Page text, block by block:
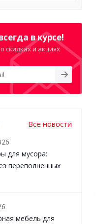
в курсе!
скидках и акциях
Все новости
для мусора:
переполненных
мебель для